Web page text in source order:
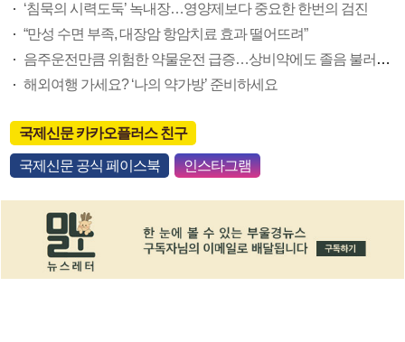
‘침묵의 시력도둑’ 녹내장…영양제보다 중요한 한번의 검진
“만성 수면 부족, 대장암 항암치료 효과 떨어뜨려”
음주운전만큼 위험한 약물운전 급증…상비약에도 졸음 불러오는 성분 포함
해외여행 가세요? ‘나의 약가방’ 준비하세요
국제신문 카카오플러스 친구
국제신문 공식 페이스북 인스타그램